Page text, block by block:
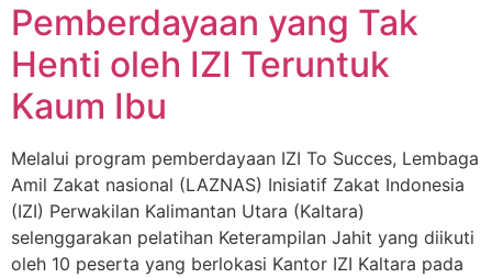
Pemberdayaan yang Tak
Henti oleh IZI Teruntuk
Kaum Ibu
Melalui program pemberdayaan IZI To Succes, Lembaga
Amil Zakat nasional (LAZNAS) Inisiatif Zakat Indonesia
(IZI) Perwakilan Kalimantan Utara (Kaltara)
selenggarakan pelatihan Keterampilan Jahit yang diikuti
oleh 10 peserta yang berlokasi Kantor IZI Kaltara pada